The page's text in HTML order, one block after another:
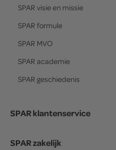
SPAR visie en missie
SPAR formule
SPAR MVO
SPAR academie
SPAR geschiedenis
SPAR klantenservice
SPAR zakelijk